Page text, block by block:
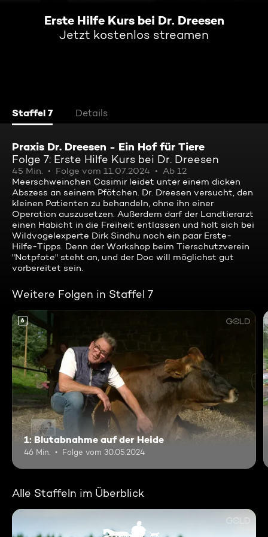
Erste Hilfe Kurs bei Dr. Dreesen
Jetzt kostenlos streamen
Staffel 7 Details
Praxis Dr. Dreesen - Ein Hof für Tiere
Folge 7: Erste Hilfe Kurs bei Dr. Dreesen
45 Min. Folge vom 11.07.2024
Ab 12
Meerschweinchen Casimir leidet unter einem dicken
Abszess an seinem Pfötchen. Dr. Dreesen versucht, den
kleinen Patienten zu behandeln, ohne ihn einer
Operation auszusetzen. Außerdem darf der Landtierarzt
einen Habicht in die Freiheit entlassen und holt sich bei
Wildvogelexperte Dirk Sindhu noch ein paar Erste-
Hilfe-Tipps. Denn der Workshop beim Tierschutzverein
"Notpfote" steht an, und der Doc will möglichst gut
vorbereitet sein.
Weitere Folgen in Staffel 7
6
1: Blutabnahme auf der Heide
46 Min. Folge vom 30.05.2024
Alle Staffeln im Überblick